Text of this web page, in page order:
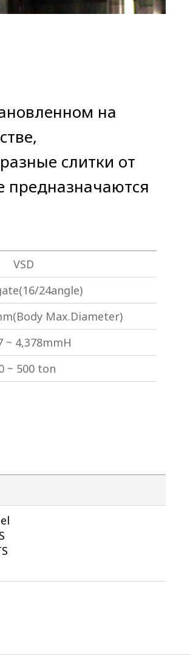
на
слитки от
предназначаются
VSD
24angle)
Max.Diameter)
~ 4,378mmH
~ 500 ton